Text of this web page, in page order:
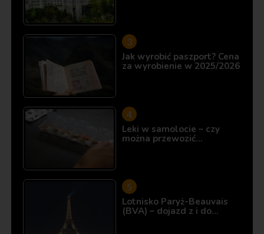
Jak wyrobić paszport? Cena
za wyrobienie w 2025/2026
Leki w samolocie – czy
można przewozić…
Lotnisko Paryż-Beauvais
(BVA) – dojazd z i do…